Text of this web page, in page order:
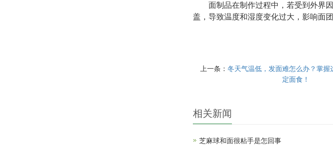
面制品在制作过程中，若受到外界
盖，导致温度和湿度变化过大，影响面
上一条：冬天气温低，发面难怎么办？掌
定面食！
相关新闻
芝麻球和面很粘手是怎回事